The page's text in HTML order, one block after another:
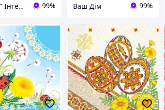
"Bebibi" Інтернет магазин 99% Ваш Дім 99%